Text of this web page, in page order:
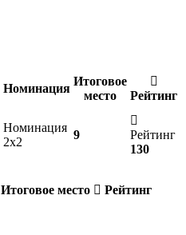
Номинация
Итоговое
место
Рейтинг
Номинация
2х2
9
Рейтинг
130
Итоговое место
Рейтинг